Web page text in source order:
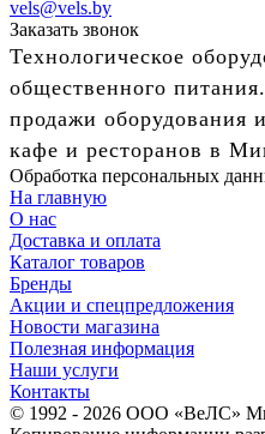
vels@vels.by
Заказать звонок
Технологическое
общественного
продажи оборудования
кафе и ресторанов в
Обработка персональных
На главную
О нас
Доставка и оплата
Каталог товаров
Бренды
Акции и спецпредложения
Новости магазина
Полезная информация
Наши услуги
Контакты
© 1992 - 2026 ООО «ВеЛС»